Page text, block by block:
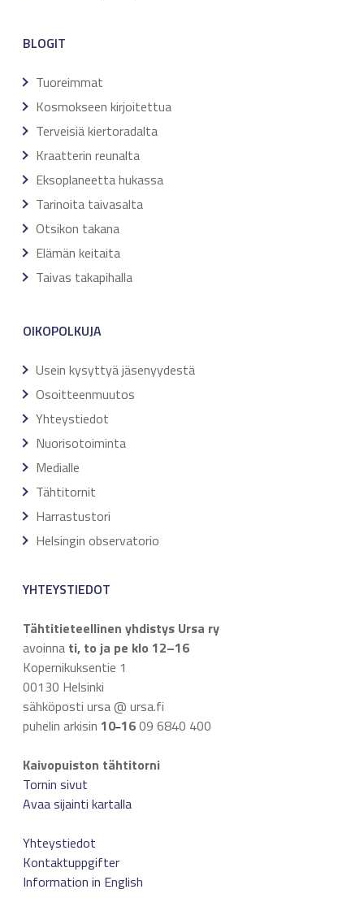
BLOGIT
Tuoreimmat
Kosmokseen kirjoitettua
Terveisiä kiertoradalta
Kraatterin reunalta
Eksoplaneetta hukassa
Tarinoita taivasalta
Otsikon takana
Elämän keitaita
Taivas takapihalla
OIKOPOLKUJA
Usein kysyttyä jäsenyydestä
Osoitteenmuutos
Yhteystiedot
Nuorisotoiminta
Medialle
Tähtitornit
Harrastustori
Helsingin observatorio
YHTEYSTIEDOT
Tähtitieteellinen yhdistys Ursa ry
avoinna ti, to ja pe klo 12–16
Kopernikuksentie 1
00130 Helsinki
sähköposti ursa @ ursa.fi
puhelin arkisin 10–1609 6840 400
Kaivopuiston tähtitorni
Tornin sivut
Avaa sijainti kartalla
Yhteystiedot
Kontaktuppgifter
Information in English